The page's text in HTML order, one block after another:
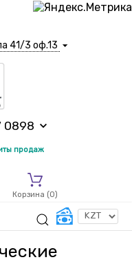
41/3 оф.13
0898
продаж
Корзина (0)